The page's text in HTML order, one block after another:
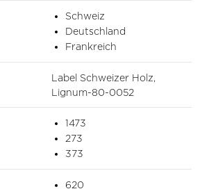
Schweiz
Deutschland
Frankreich
Label Schweizer Holz,
Lignum-80-0052
1473
273
373
620